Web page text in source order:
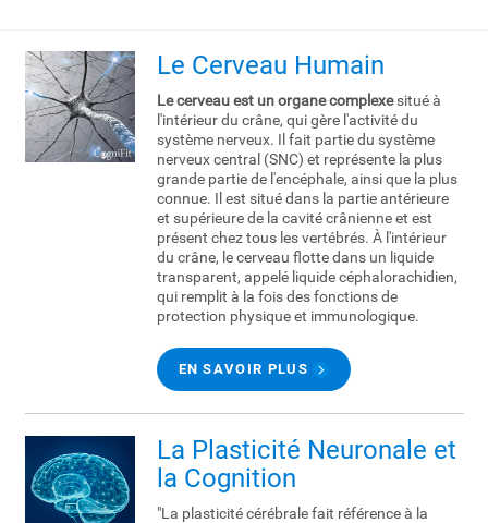
Le Cerveau Humain
Le cerveau est un organe complexesitué à
l'intérieur du crâne, qui gère l'activité du
système nerveux. Il fait partie du système
nerveux central (SNC) et représente la plus
grande partie de l'encéphale, ainsi que la plus
connue. Il est situé dans la partie antérieure
et supérieure de la cavité crânienne et est
présent chez tous les vertébrés. À l'intérieur
du crâne, le cerveau flotte dans un liquide
transparent, appelé liquide céphalorachidien,
qui remplit à la fois des fonctions de
protection physique et immunologique.
EN SAVOIR PLUS
La Plasticité Neuronale et
la Cognition
"La plasticité cérébrale fait référence à la